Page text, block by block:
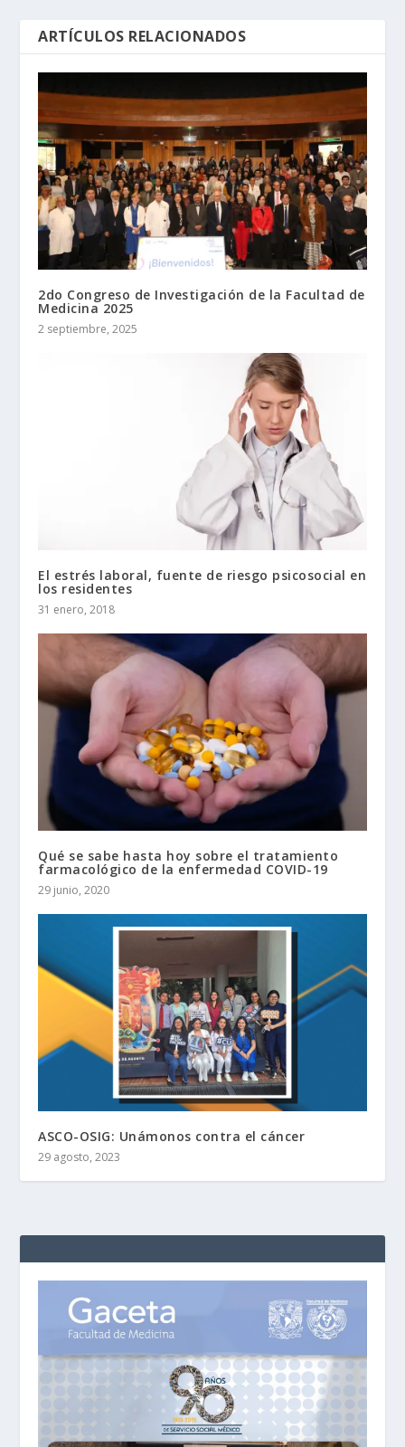
ARTÍCULOS RELACIONADOS
2do Congreso de Investigación de la Facultad de
Medicina 2025
2 septiembre, 2025
El estrés laboral, fuente de riesgo psicosocial en
los residentes
31 enero, 2018
Qué se sabe hasta hoy sobre el tratamiento
farmacológico de la enfermedad COVID-19
29 junio, 2020
ASCO-OSIG: Unámonos contra el cáncer
29 agosto, 2023